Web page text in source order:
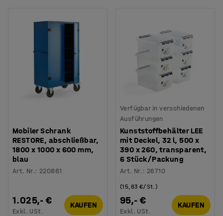
Mobiler Schrank
RESTORE, abschließbar,
1800 x 1000 x 600 mm,
blau
Art. Nr.: 220861
1.025,- €
Exkl. USt.
KAUFEN
Verfügbar in verschiedenen
Ausführungen
Kunststoffbehälter LEE
mit Deckel, 32 l, 500 x
390 x 260, transparent,
6 Stück/Packung
Art. Nr.: 26710
95,- €
(15,83 €/St.)
Exkl. USt.
KAUFEN